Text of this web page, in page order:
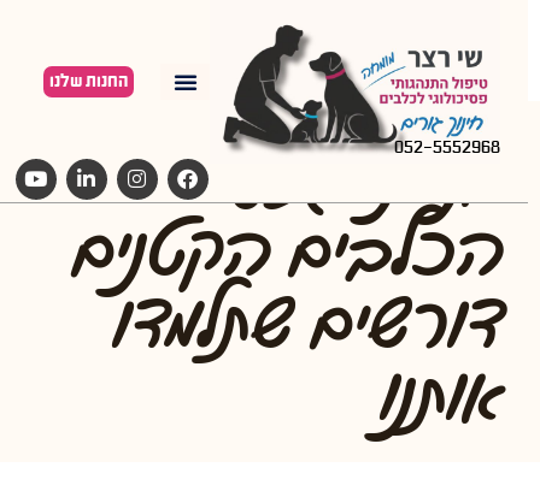
החנות שלנו
052-5552968
אנחנו גזעי
הכלבים הקטנים
דורשים שתלמדו
אותנו